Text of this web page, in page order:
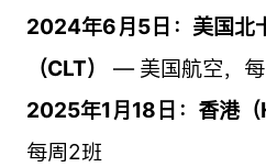
2024年6月5日：美国北
（CLT）
— 美国航空，每
2025年1月18日：香港（
每周2班